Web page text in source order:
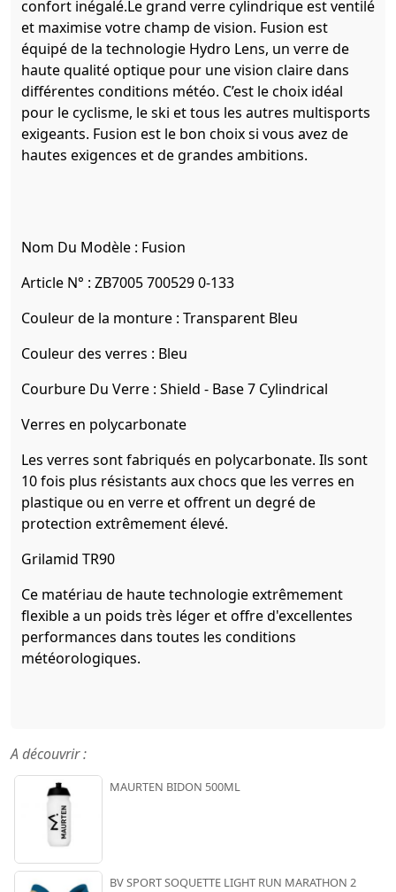
confort inégalé.Le grand verre cylindrique est ventilé
et maximise votre champ de vision. Fusion est
équipé de la technologie Hydro Lens, un verre de
haute qualité optique pour une vision claire dans
différentes conditions météo. C’est le choix idéal
pour le cyclisme, le ski et tous les autres multisports
exigeants. Fusion est le bon choix si vous avez de
hautes exigences et de grandes ambitions.
Nom Du Modèle : Fusion
Article N° : ZB7005 700529 0-133
Couleur de la monture : Transparent Bleu
Couleur des verres : Bleu
Courbure Du Verre : Shield - Base 7 Cylindrical
Verres en polycarbonate
Les verres sont fabriqués en polycarbonate. Ils sont
10 fois plus résistants aux chocs que les verres en
plastique ou en verre et offrent un degré de
protection extrêmement élevé.
Grilamid TR90
Ce matériau de haute technologie extrêmement
flexible a un poids très léger et offre d'excellentes
performances dans toutes les conditions
météorologiques.
A découvrir :
MAURTEN BIDON 500ML
BV SPORT SOQUETTE LIGHT RUN MARATHON 2